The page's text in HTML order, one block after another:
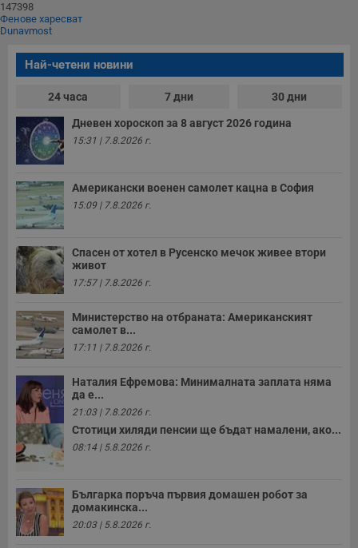
147398
Фенове харесват
Dunavmost
Най-четени новини
24 часа 7 дни 30 дни
Дневен хороскоп за 8 август 2026 година
15:31 | 7.8.2026 г.
Американски военен самолет кацна в София
15:09 | 7.8.2026 г.
Спасен от хотел в Русенско мечок живее втори
живот
17:57 | 7.8.2026 г.
Министерство на отбраната: Американският
самолет в...
17:11 | 7.8.2026 г.
Наталия Ефремова: Минималната заплата няма
да е...
21:03 | 7.8.2026 г.
Стотици хиляди пенсии ще бъдат намалени, ако...
08:14 | 5.8.2026 г.
Българка поръча първия домашен робот за
домакинска...
20:03 | 5.8.2026 г.